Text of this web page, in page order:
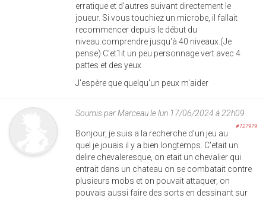
erratique et d'autres suivant directement le
joueur. Si vous touchiez un microbe, il fallait
recommencer depuis le début du
niveau.comprendre jusqu'à 40 niveaux.(Je
pense) C'et1it un peu personnage vert avec 4
pattes et des yeux
J'espère que quelqu'un peux m'aider
Soumis parMarceaule lun 17/06/2024 à 22h09
#127979
Bonjour, je suis a la recherche d'un jeu au
quel je jouais il y a bien longtemps. C'etait un
delire chevaleresque, on etait un chevalier qui
entrait dans un chateau on se combatait contre
plusieurs mobs et on pouvait attaquer, on
pouvais aussi faire des sorts en dessinant sur